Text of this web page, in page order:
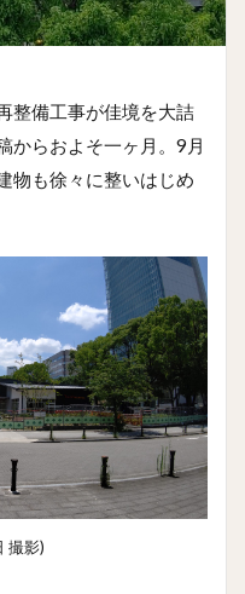
整備工事が佳境を大詰
からおよそ一ヶ月。9月
物も徐々に整いはじめ
撮影)